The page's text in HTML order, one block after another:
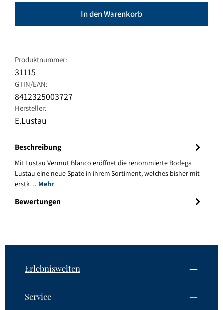
In den Warenkorb
Produktnummer:
31115
GTIN/EAN:
8412325003727
Hersteller:
E.Lustau
Beschreibung
Mit Lustau Vermut Blanco eröffnet die renommierte Bodega
Lustau eine neue Spate in ihrem Sortiment, welches bisher mit
erstk… Mehr
Bewertungen
Erlebniswelten
Service